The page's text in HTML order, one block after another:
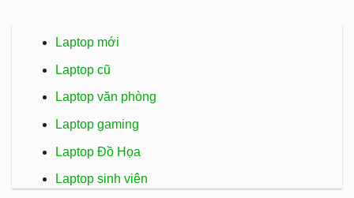
Laptop mới
Laptop cũ
Laptop văn phòng
Laptop gaming
Laptop Đồ Họa
Laptop sinh viên